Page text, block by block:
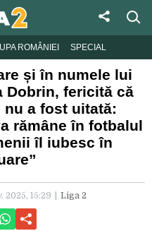
ROMÂNIEI SPECIAL
și în numele lui
Dobrin, fericită că
nu a fost uitată:
rămâne în fotbalul
îl iubesc în
2025, 15:29 Liga 2